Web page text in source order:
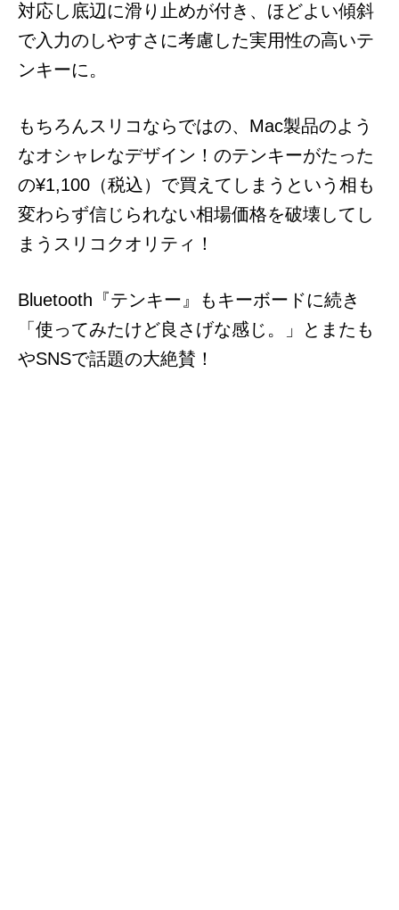
対応し底辺に滑り止めが付き、ほどよい傾斜
で入力のしやすさに考慮した実用性の高いテ
ンキーに。
もちろんスリコならではの、Mac製品のよう
なオシャレなデザイン！のテンキーがたった
の¥1,100 （税込）で買えてしまうという相も
変わらず信じられない相場価格を破壊してし
まうスリコクオリティ！
Bluetooth『テンキー』もキーボードに続き
「使ってみたけど良さげな感じ。」とまたも
やSNSで話題の大絶賛！